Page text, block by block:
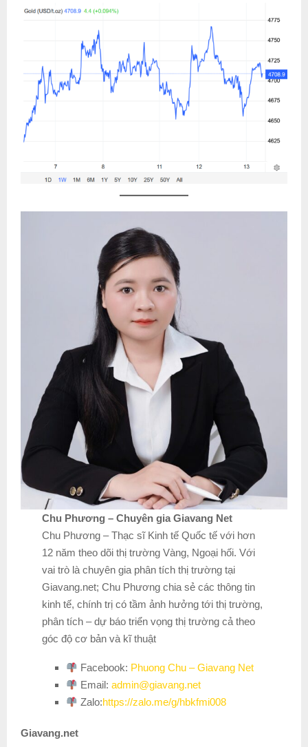
Chu Phương – Chuyên gia Giavang Net
Chu Phương – Thạc sĩ Kinh tế Quốc tế với hơn
12 năm theo dõi thị trường Vàng, Ngoại hối. Với
vai trò là chuyên gia phân tích thị trường tại
Giavang.net; Chu Phương chia sẻ các thông tin
kinh tế, chính trị có tầm ảnh hưởng tới thị trường,
phân tích – dự báo triển vọng thị trường cả theo
góc độ cơ bản và kĩ thuật
Facebook: Phuong Chu – Giavang Net
Email:admin@giavang.net
Zalo:https://zalo.me/g/hbkfmi008
Giavang.net